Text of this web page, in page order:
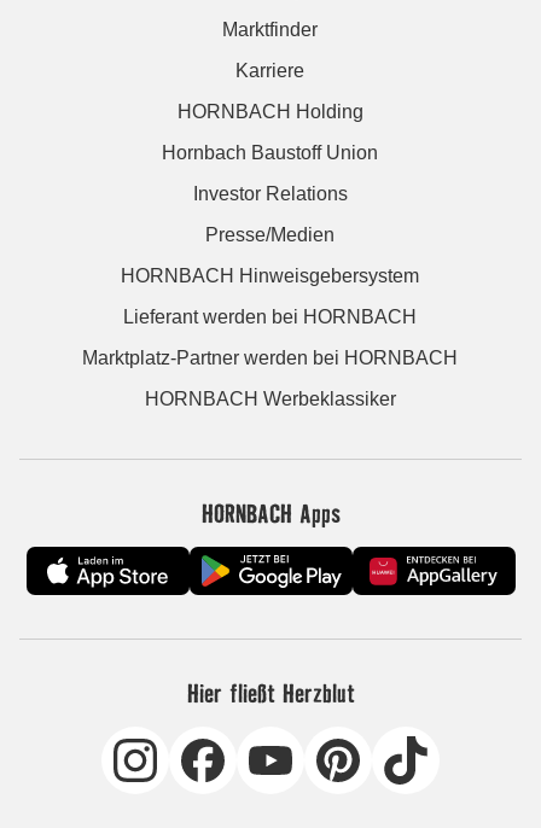
Marktfinder
Karriere
HORNBACH Holding
Hornbach Baustoff Union
Investor Relations
Presse/Medien
HORNBACH Hinweisgebersystem
Lieferant werden bei HORNBACH
Marktplatz-Partner werden bei HORNBACH
HORNBACH Werbeklassiker
HORNBACH Apps
Hier fließt Herzblut